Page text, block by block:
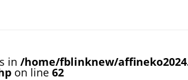
in /home/fblinknew/
on line 62